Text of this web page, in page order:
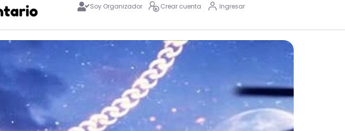
Soy Organizador Crear cuenta Ingresar